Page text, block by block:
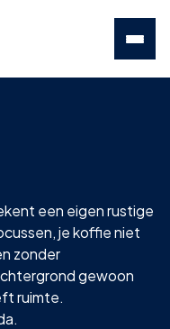
een eigen rustige
je koffie niet
zonder
gewoon
ruimte.